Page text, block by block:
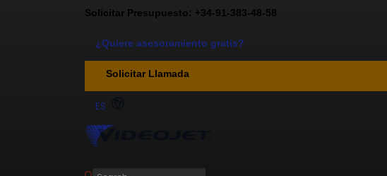
Solicitar Presupuesto: +34-91-383-48-58
¿Quiere asesoramiento gratis?
Solicitar Llamada
ES